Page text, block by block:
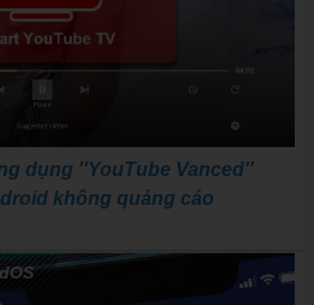
dụng ''YouTube Vanced''
không quảng cáo